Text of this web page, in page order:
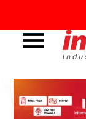
content